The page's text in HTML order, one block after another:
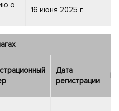
о
16 июня 2025 г.
Дата
регистрации